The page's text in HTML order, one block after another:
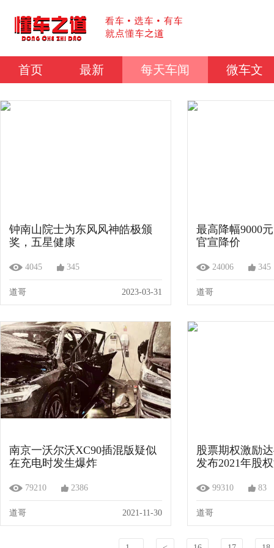
首页 最新 每天车闻 微车文
钟南山院士为东风风神皓极颁
奖，五星健康
4045 345
道哥 2023-03-31
最高降幅9000
官宣降价
24006 345
道哥
南京一沃尔沃XC90插混版疑似
在充电时发生爆炸
79210 2386
道哥 2021-11-30
股票期权激励
发布2021年股
99310 83
道哥